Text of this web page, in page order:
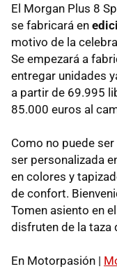
El Morgan Plus 8
se fabricará en
motivo de la
Se empezará a
entregar unidades
a partir de 69.995
85.000 euros al
Como no puede
ser personalizada
en colores y
de confort.
Tomen asiento en
disfruten de la taza
En Motorpasión |